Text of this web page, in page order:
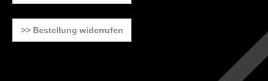
>> Bestellung widerrufen